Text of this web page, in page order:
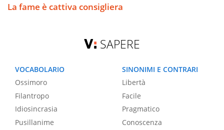
La fame è cattiva consigliera
SAPERE
VOCABOLARIO
Ossimoro
Filantropo
Idiosincrasia
Pusillanime
SINONIMI E CONTRARI
Libertà
Facile
Pragmatico
Conoscenza